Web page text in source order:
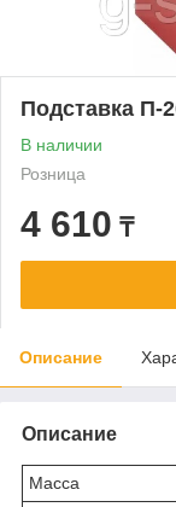
Подставка П-
В наличии
Розница
4 610 ₸
Описание
Описание
Масса